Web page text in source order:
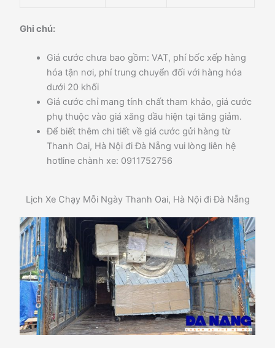
Ghi chú:
Giá cước chưa bao gồm: VAT, phí bốc xếp hàng
hóa tận nơi, phí trung chuyển đối với hàng hóa
dưới 20 khối
Giá cước chỉ mang tính chất tham khảo, giá cước
phụ thuộc vào giá xăng dầu hiện tại tăng giảm.
Để biết thêm chi tiết về giá cước gửi hàng từ
Thanh Oai, Hà Nội đi Đà Nẵng vui lòng liên hệ
hotline chành xe: 0911752756
Lịch Xe Chạy Mỗi Ngày Thanh Oai, Hà Nội đi Đà Nẵng